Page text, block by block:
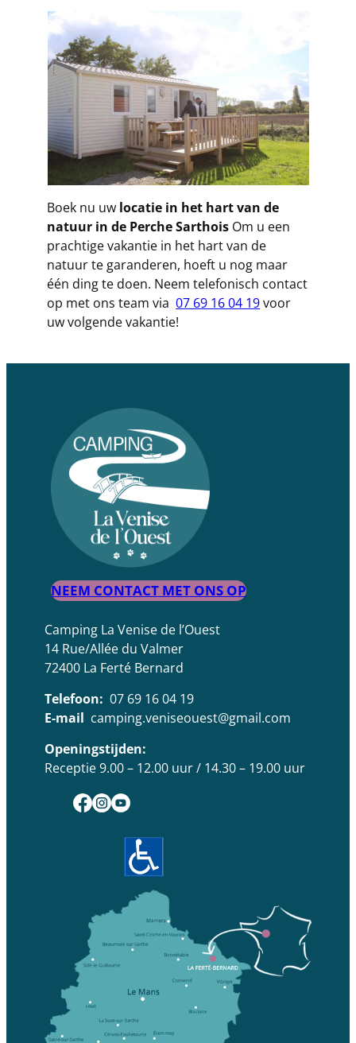
Boek nu uw locatie in het hart van de
natuur in de Perche Sarthois Om u een
prachtige vakantie in het hart van de
natuur te garanderen, hoeft u nog maar
één ding te doen. Neem telefonisch contact
op met ons team via07 69 16 04 19voor
uw volgende vakantie!
NEEM CONTACT MET ONS OP
Camping La Venise de l’Ouest
14 Rue/Allée du Valmer
72400 La Ferté Bernard
Telefoon: 07 69 16 04 19
E-mail camping.veniseouest@gmail.com
Openingstijden:
Receptie 9.00 – 12.00 uur / 14.30 – 19.00 uur